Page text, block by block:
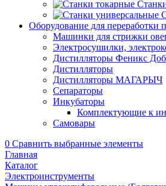
Оборудование для переработки
Машинки для стрижки
Электросушилки,
Дистилляторы Феникс
Дистилляторы
Дистилляторы МАГАРЫЧ
Сепараторы
Инкубаторы
Комплектующие к
Самовары
0 Сравнить выбранные элементы
Главная
Каталог
Электроинструменты